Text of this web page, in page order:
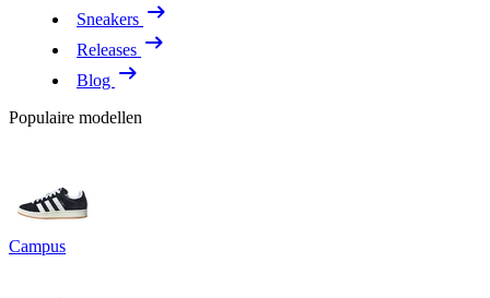
Sneakers
Releases
Blog
Populaire modellen
Campus